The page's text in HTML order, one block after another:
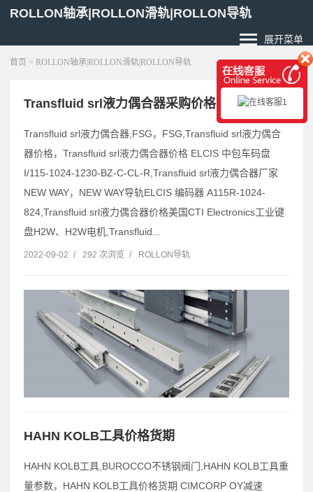
ROLLON轴承|ROLLON滑轨|ROLLON导轨
展开菜单
首页 > ROLLON轴承|ROLLON滑轨|ROLLON导轨
Transfluid srl液力偶合器采购价格
Transfluid srl液力偶合器,FSG，FSG,Transfluid srl液力偶合
器价格，Transfluid srl液力偶合器价格 ELCIS 中包车码盘
I/115-1024-1230-BZ-C-CL-R,Transfluid srl液力偶合器厂家
NEW WAY，NEW WAY导轨ELCIS 编码器 A115R-1024-
824,Transfluid srl液力偶合器价格美国CTI Electronics工业键
盘H2W、H2W电机,Transfluid...
2022-09-02 / 292 次浏览 / ROLLON导轨
HAHN KOLB工具价格货期
HAHN KOLB工具,BUROCCO不锈钢阀门,HAHN KOLB工具重
量参数，HAHN KOLB工具价格货期 CIMCORP OY减速